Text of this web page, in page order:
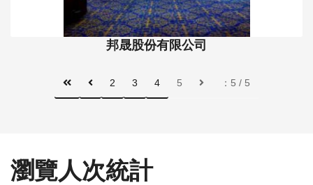
邦晟股份有限公司
2 3 4 5 ：5 / 5
瀏覽人次統計